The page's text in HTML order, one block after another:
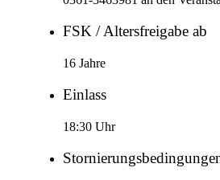
FSK / Altersfreigabe ab
16 Jahre
Einlass
18:30 Uhr